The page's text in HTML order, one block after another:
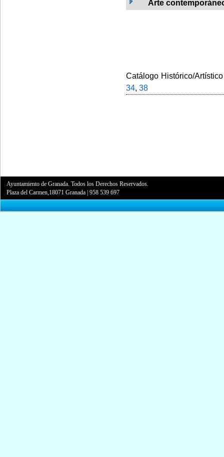
Arte
Catálogo Histórico/
34, 38
Ayuntamiento de Granada. Todos los Derechos Reservados.
Plaza del Carmen,18071 Granada |958 539 697